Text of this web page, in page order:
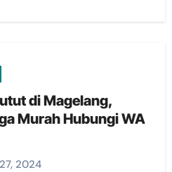
di Magelang,
Murah Hubungi WA
2024